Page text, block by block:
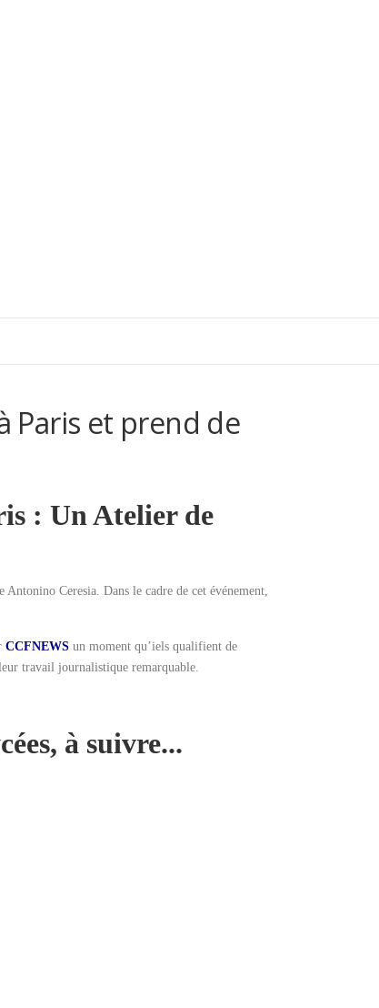
Paris et prend de
: Un Atelier de
Ceresia. Dans le cadre de cet événement,
CCFNEWS un moment qu’iels qualifient de
travail journalistique remarquable.
à suivre...